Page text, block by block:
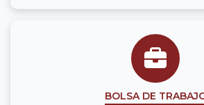
BOLSA DE